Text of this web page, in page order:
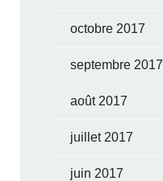
octobre 2017
septembre 2017
août 2017
juillet 2017
juin 2017